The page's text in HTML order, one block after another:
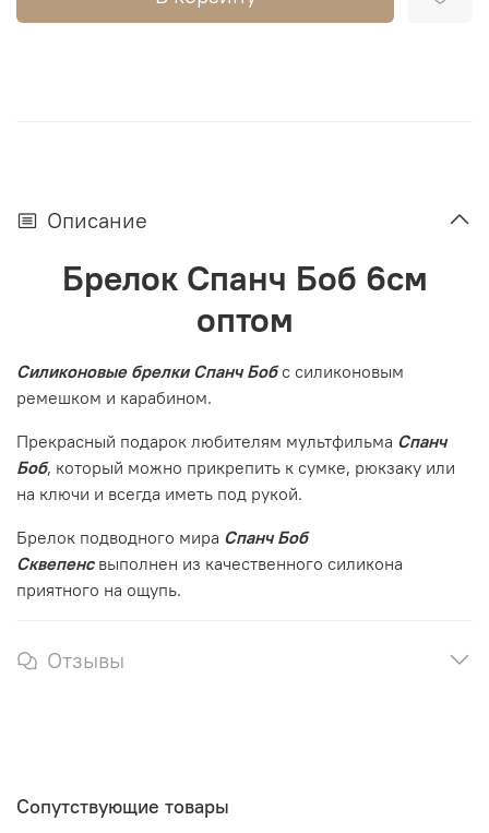
Описание
Брелок Спанч Боб 6см
оптом
Силиконовые брелки Спанч Бобс силиконовым
ремешком и карабином.
Прекрасный подарок любителям мультфильма Спанч
Боб, который можно прикрепить к сумке, рюкзаку или
на ключи и всегда иметь под рукой.
Брелок подводного мира Спанч Боб
Сквепенс выполнен из качественного силикона
приятного на ощупь.
Отзывы
Сопутствующие товары